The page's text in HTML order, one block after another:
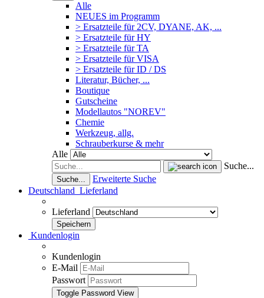
Alle
NEUES im Programm
> Ersatzteile für 2CV, DYANE, AK, ...
> Ersatzteile für HY
> Ersatzteile für TA
> Ersatzteile für VISA
> Ersatzteile für ID / DS
Literatur, Bücher, ...
Boutique
Gutscheine
Modellautos "NOREV"
Chemie
Werkzeug, allg.
Schrauberkurse & mehr
Alle
Suche...
Suche...
Erweiterte Suche
Deutschland Lieferland
Lieferland
Kundenlogin
Kundenlogin
E-Mail
Passwort
Toggle Password View